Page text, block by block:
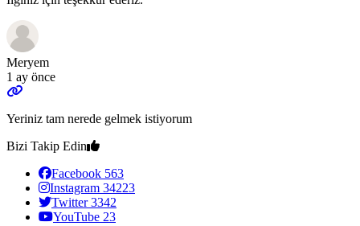
Meryem
1 ay önce
Yeriniz tam nerede gelmek istiyorum
Bizi Takip Edin
Facebook 563
Instagram 34223
Twitter 3342
YouTube 23